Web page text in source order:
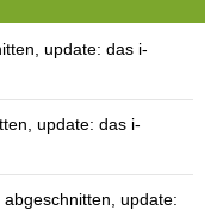
update: das i-
update: das i-
update: